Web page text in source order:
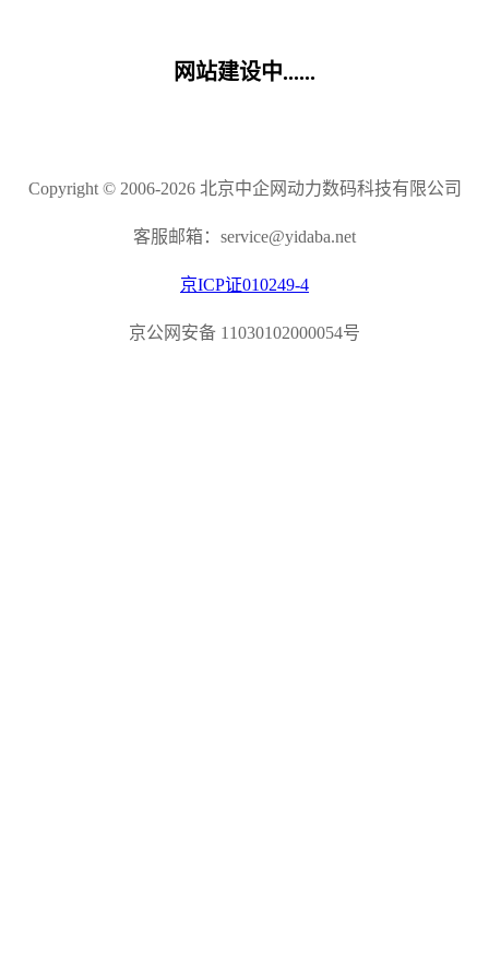
网站建设中......
Copyright © 2006-2026 北京中企网动力数码科技有限公司
客服邮箱：service@yidaba.net
京ICP证010249-4
京公网安备 11030102000054号